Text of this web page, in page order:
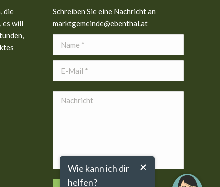
die
es will
Schreiben Sie eine Nachricht an
marktgemeinde@ebenthal.at
Name *
E-Mail *
Nachricht
Wie kann ich dir
helfen?